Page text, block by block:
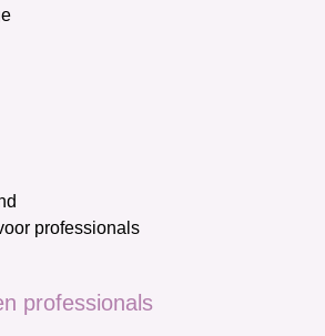
professionals
professionals